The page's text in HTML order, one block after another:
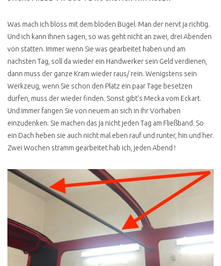
Was mach ich bloss mit dem blöden Bügel. Man der nervt ja richtig.
Und ich kann Ihnen sagen, so was geht nicht an zwei, drei Abenden
von statten. Immer wenn Sie was gearbeitet haben und am
nächsten Tag, soll da wieder ein Handwerker sein Geld verdienen,
dann muss der ganze Kram wieder raus/ rein. Wenigstens sein
Werkzeug, wenn Sie schon den Platz ein paar Tage besetzen
dürfen, muss der wieder finden. Sonst gibt’s Mecka vom Eckart.
Und immer fangen Sie von neuem an sich in Ihr Vorhaben
einzudenken. Sie machen das ja nicht jeden Tag am Fließband. So
ein Dach heben sie auch nicht mal eben rauf und runter, hin und her.
Zwei Wochen stramm gearbeitet hab ich, jeden Abend !